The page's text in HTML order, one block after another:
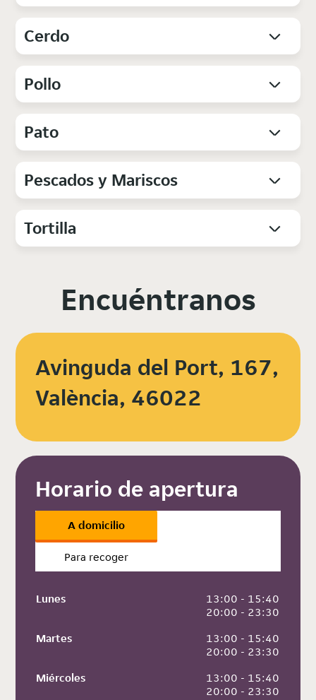
Cerdo
Pollo
Pato
Pescados y Mariscos
Tortilla
Encuéntranos
Avinguda del Port, 167,
València, 46022
Horario de apertura
A domicilio
Para recoger
Lunes
13:00 - 15:40
20:00 - 23:30
Martes
13:00 - 15:40
20:00 - 23:30
Miércoles
13:00 - 15:40
20:00 - 23:30